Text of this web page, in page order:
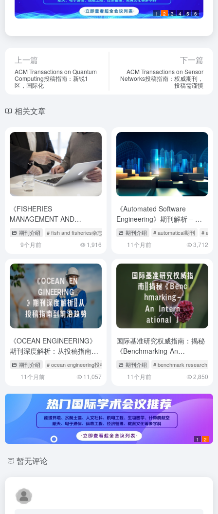
1 2 3 4 5 6
上一篇
ACM Transactions on Quantum
Computing投稿指南：新锐1
区，国际化
下一篇
ACM Transactions on Sensor
Networks投稿指南：权威期刊，
投稿需谨慎
相关文章
《FISHERIES
MANAGEMENT AND
ECOLOGY》期刊介绍与投稿
期刊介绍 # fish and fisheries杂志介绍 # fisheries research # journal of
9个月前 1,916
《Automated Software
Engineering》期刊解析 – 投
稿策略与学术影响力揭秘
期刊介绍 # automatical期刊 #
11个月前 3,712
《OCEAN ENGINEERING》
期刊深度解析：从投稿指南到
前沿趋势
期刊介绍 # ocean engineering投稿流程 # ocean engineering期刊怎么样
11个月前 11,057
国际基准研究权威指南：揭秘
《Benchmarking-An
International Journal》投稿秘
期刊介绍 # benchmark research
11个月前 2,850
1 2
暂无评论